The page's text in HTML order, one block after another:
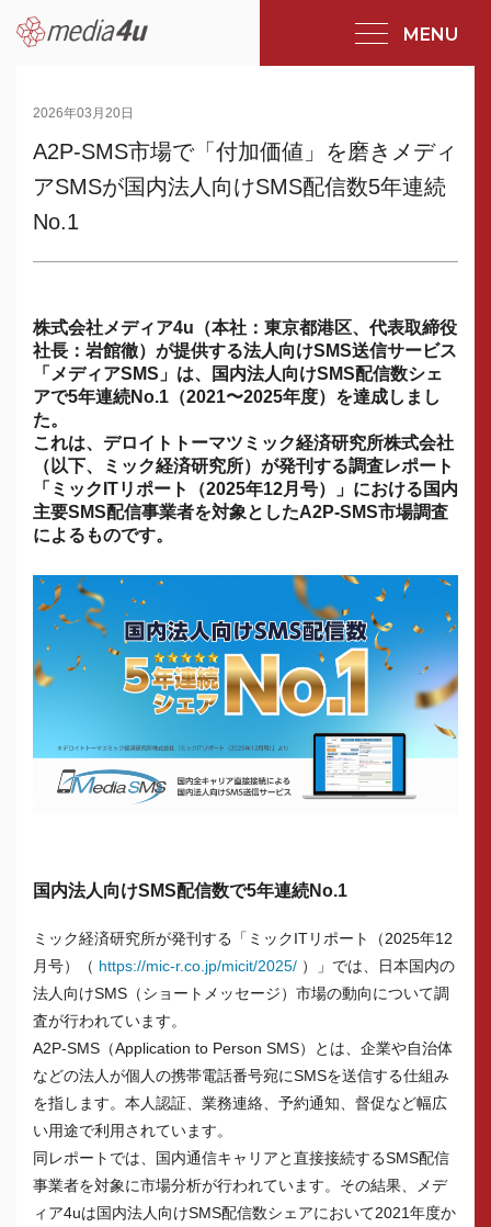
MENU
2026年03月20日
A2P-SMS市場で「付加価値」を磨きメディ
アSMSが国内法人向けSMS配信数5年連続
No.1
株式会社メディア4u（本社：東京都港区、代表取締役
社長：岩館徹）が提供する法人向けSMS送信サービス
「メディアSMS」は、国内法人向けSMS配信数シェ
アで5年連続No.1（2021〜2025年度）を達成しまし
た。
これは、デロイトトーマツミック経済研究所株式会社
（以下、ミック経済研究所）が発刊する調査レポート
「ミックITリポート（2025年12月号）」における国内
主要SMS配信事業者を対象としたA2P-SMS市場調査
によるものです。
国内法人向けSMS配信数で5年連続No.1
ミック経済研究所が発刊する「ミックITリポート（2025年12
月号）（ https://mic-r.co.jp/micit/2025/ ）」では、日本国内の
法人向けSMS（ショートメッセージ）市場の動向について調
査が行われています。
A2P-SMS（Application to Person SMS）とは、企業や自治体
などの法人が個人の携帯電話番号宛にSMSを送信する仕組み
を指します。本人認証、業務連絡、予約通知、督促など幅広
い用途で利用されています。
同レポートでは、国内通信キャリアと直接接続するSMS配信
事業者を対象に市場分析が行われています。その結果、メデ
ィア4uは国内法人向けSMS配信数シェアにおいて2021年度か